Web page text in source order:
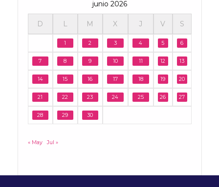
junio 2026
D L M X J V S
1 2 3 4 5 6
7 8 9 10 11 12 13
14 15 16 17 18 19 20
21 22 23 24 25 26 27
28 29 30
« May Jul »